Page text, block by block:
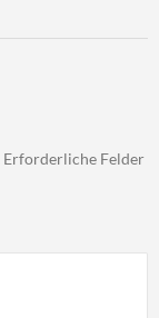
Erforderliche Felder